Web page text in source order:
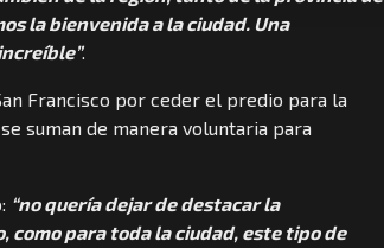
la bienvenida a la ciudad. Una
.
Francisco por ceder el predio para la
suman de manera voluntaria para
“no quería dejar de destacar la
para toda la ciudad, este tipo de